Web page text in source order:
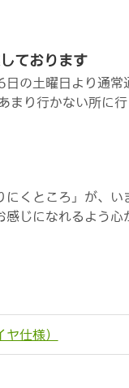
ております
の土曜日より通常
まり行かない所に
くところ」が、い
じになれるよう心
仕様）